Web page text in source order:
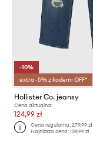
-10%
extra -5% z kodem: OFF*
Hollister Co. jeansy
Cena aktualna:
124,99 zł
Cena regularna:279,99 zł
Najniższa cena:139,99 zł